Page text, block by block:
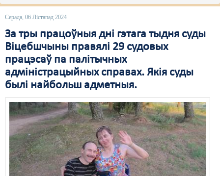
Серада, 06 Лістапад 2024
За тры працоўныя дні гэтага тыдня суды
Віцебшчыны правялі 29 судовых
працэсаў па палітычных
адміністрацыйных справах. Якія суды
былі найбольш адметныя.
Выбары
Грамадзянскія ініцыятывы
Дзяржава
Дыскрымінацыя
Затрыманьні
Карная псыхіятрыя
КПЧ ААН
Культурныя правы
Пра нас
RSS